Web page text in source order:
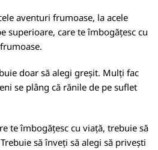
aventuri frumoase, la acele
superioare, care te îmbogățesc cu
doar să alegi greșit. Mulți fac
se plâng că rănile de pe suflet
te îmbogățesc cu viață, trebuie să
să înveți să alegi să privești